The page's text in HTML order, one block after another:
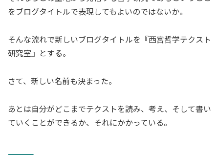
をブログタイトルで表現してもよいのではないか。
そんな流れで新しいブログタイトルを『西宮哲学テクスト
研究室』とする。
さて、新しい名前も決まった。
あとは自分がどこまでテクストを読み、考え、そして書い
ていくことができるか、それにかかっている。